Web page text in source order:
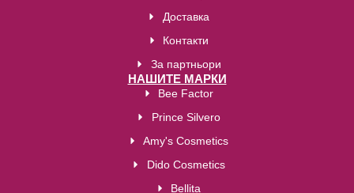
Доставка
Контакти
За партньори
НАШИТЕ МАРКИ
Bee Factor
Prince Silvero
Amy's Cosmetics
Dido Cosmetics
Bellita